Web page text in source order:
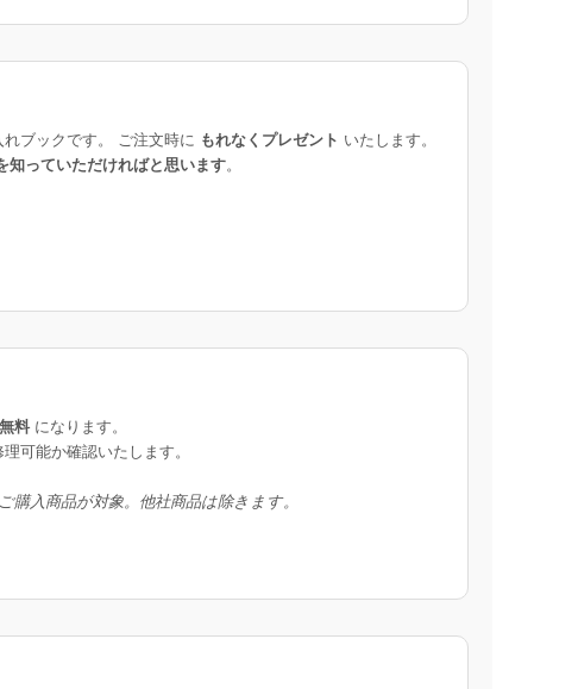
ブックです。 ご注文時に もれなくプレゼント いたします。
知っていただければと思います。
料になります。
可能か確認いたします。
入商品が対象。他社商品は除きます。